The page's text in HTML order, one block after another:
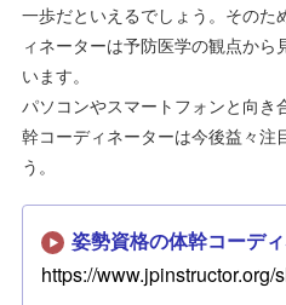
一歩だといえるでしょう。そのた
ィネーターは予防医学の観点か
います。
パソコンやスマートフォンと向き
幹コーディネーターは今後益々注
う。
姿勢資格の体幹コーデ
https://www.jpinstructor.org/